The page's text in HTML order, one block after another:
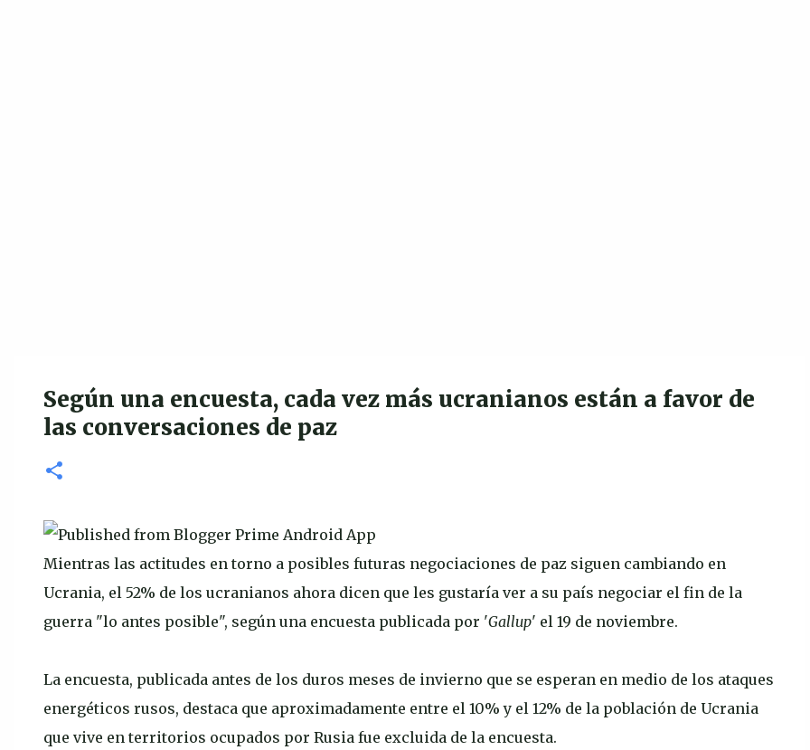
Según una encuesta, cada vez más ucranianos están a favor de
las conversaciones de paz
Mientras las actitudes en torno a posibles futuras negociaciones de paz siguen cambiando en
Ucrania, el 52% de los ucranianos ahora dicen que les gustaría ver a su país negociar el fin de la
guerra "lo antes posible", según una encuesta publicada por 'Gallup' el 19 de noviembre.
La encuesta, publicada antes de los duros meses de invierno que se esperan en medio de los ataques
energéticos rusos, destaca que aproximadamente entre el 10% y el 12% de la población de Ucrania
que vive en territorios ocupados por Rusia fue excluida de la encuesta.